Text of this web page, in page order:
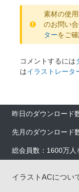
素材の使
のお問い
ターをご
コメントするには
はイラストレータ
昨日のダウンロード
先月のダウンロード
総会員数：1600万人
イラストACについ